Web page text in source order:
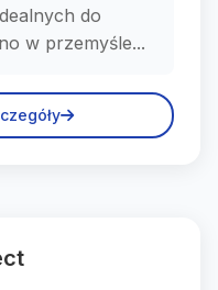
do
w przemyśle...